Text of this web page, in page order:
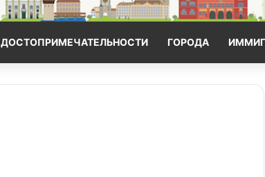
ДОСТОПРИМЕЧАТЕЛЬНОСТИ ГОРОДА